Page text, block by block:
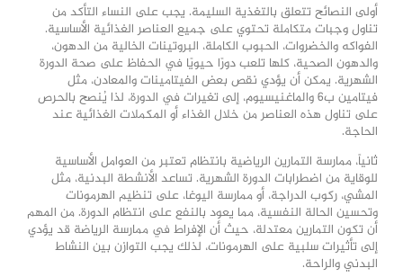
أولى النصائح تتعلق بالتغذية السليمة. يجب على النساء التأكد من
تناول وجبات متكاملة تحتوي على جميع العناصر الغذائية الأساسية.
الفواكه والخضروات، الحبوب الكاملة، البروتينات الخالية من الدهون،
والدهون الصحية، كلها تلعب دورًا حيويًا في الحفاظ على صحة الدورة
الشهرية. يمكن أن يؤدي نقص بعض الفيتامينات والمعادن، مثل
فيتامين ب6 والماغنيسيوم، إلى تغيرات في الدورة، لذا يُنصح بالحرص
على تناول هذه العناصر من خلال الغذاء أو المكملات الغذائية عند
الحاجة.
ثانياً، ممارسة التمارين الرياضية بانتظام تعتبر من العوامل الأساسية
للوقاية من اضطرابات الدورة الشهرية. تساعد الأنشطة البدنية، مثل
المشي، ركوب الدراجة، أو ممارسة اليوغا، على تنظيم الهرمونات
وتحسين الحالة النفسية، مما يعود بالنفع على انتظام الدورة. من المهم
أن تكون التمارين معتدلة، حيث أن الإفراط في ممارسة الرياضة قد يؤدي
إلى تأثيرات سلبية على الهرمونات، لذلك يجب التوازن بين النشاط
البدني والراحة.